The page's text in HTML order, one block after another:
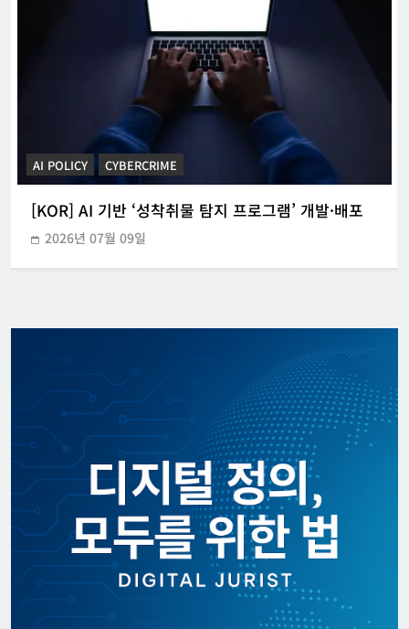
CYBERCRIME POLICE INVESTIGATION ANNOUNCEMENT
[KOR] 3대 참사 허위정보 퍼뜨린 피의자 구속
2026년 05월 31일